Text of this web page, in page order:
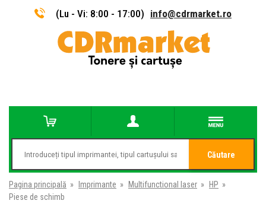
(Lu - Vi: 8:00 - 17:00) info@cdrmarket.ro
Căutare
Pagina principală » Imprimante » Multifunctional laser » HP »
Piese de schimb